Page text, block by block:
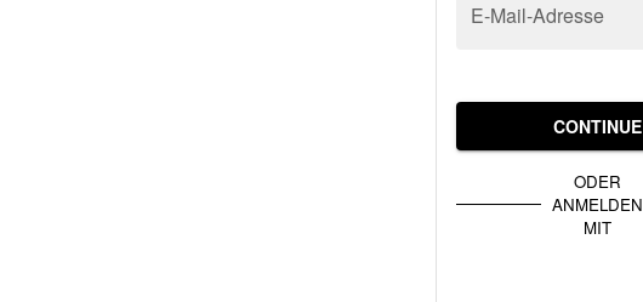
E-Mail-Adresse
CONTINUE
ODER
ANMELDEN
MIT